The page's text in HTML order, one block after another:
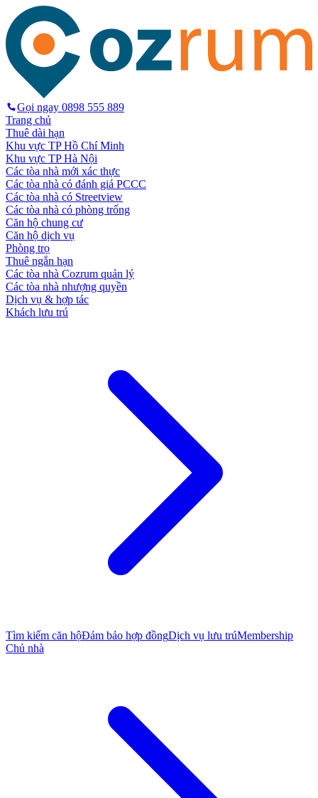
Gọi ngay 0898 555 889
Trang chủ
Thuê dài hạn
Khu vực TP Hồ Chí Minh
Khu vực TP Hà Nội
Các tòa nhà mới xác thực
Các tòa nhà có đánh giá PCCC
Các tòa nhà có Streetview
Các tòa nhà có phòng trống
Căn hộ chung cư
Căn hộ dịch vụ
Phòng trọ
Thuê ngắn hạn
Các tòa nhà Cozrum quản lý
Các tòa nhà nhượng quyền
Dịch vụ & hợp tác
Khách lưu trú
Tìm kiếm căn hộĐảm bảo hợp đồngDịch vụ lưu trúMembership
Chủ nhà